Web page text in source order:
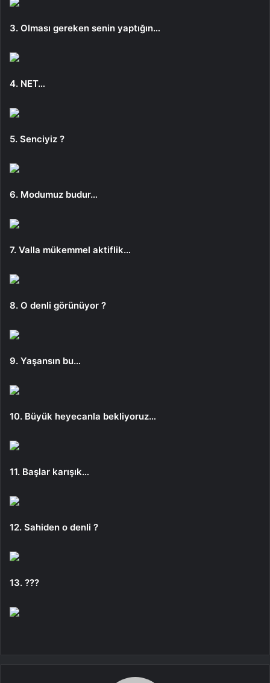
3. Olması gereken senin yaptığın…
4. NET…
5. Senciyiz ?
6. Modumuz budur…
7. Valla mükemmel aktiflik…
8. O denli görünüyor ?
9. Yaşansın bu…
10. Büyük heyecanla bekliyoruz…
11. Başlar karışık…
12. Sahiden o denli ?
13. ???